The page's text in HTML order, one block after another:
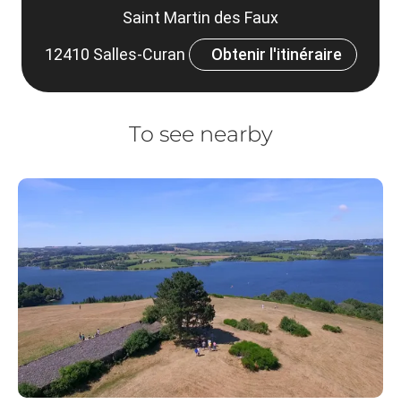
Saint Martin des Faux
12410 Salles-Curan
Obtenir l'itinéraire
To see nearby